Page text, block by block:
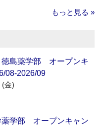
もっと見る »
島薬学部 オープンキ
08-2026/09
(金)
薬学部 オープンキャン